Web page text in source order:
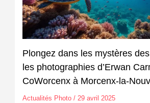
Plongez dans les mystères
les photographies d’Erwan
CoWorcenx à Morcenx-la-
Actualités Photo/ 29 avril 2025